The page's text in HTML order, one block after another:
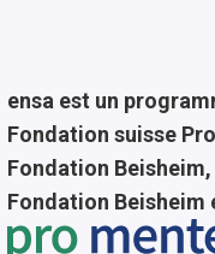
ensa est un
Fondation suisse
Fondation
Fondation Beisheim